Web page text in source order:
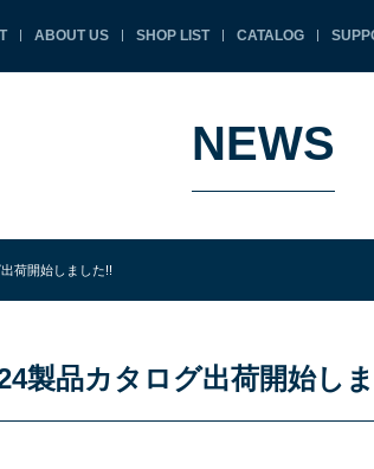
ABOUT US SHOP LIST CATALOG
NEWS
荷開始しました!!
製品カタログ出荷開始し